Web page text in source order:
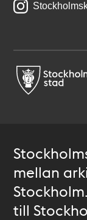
mellan
till